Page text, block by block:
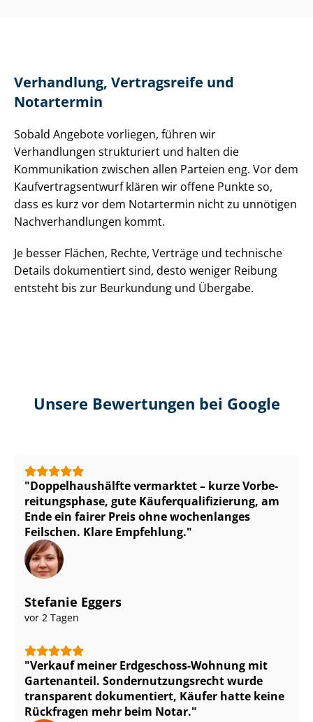
Verhandlung, Vertragsreife und
Notartermin
Sobald Angebote vorliegen, führen wir
Verhandlungen strukturiert und halten die
Kommunikation zwischen allen Parteien eng. Vor dem
Kauf­ver­trags­ent­wurf klären wir offene Punkte so,
dass es kurz vor dem Notartermin nicht zu unnötigen
Nach­ver­hand­lun­gen kommt.
Je besser Flächen, Rechte, Verträge und technische
Details dokumentiert sind, desto weniger Reibung
entsteht bis zur Beurkundung und Übergabe.
Unsere Bewertungen bei Google
Dop­pel­haus­hälf­te vermarktet – kurze Vor­be­
rei­tungs­pha­se, gute Käu­fer­qua­li­fi­zie­rung, am
Ende ein fairer Preis ohne wochenlanges
Feilschen. Klare Empfehlung.
Stefanie Eggers
vor 2 Tagen
Verkauf meiner Erdgeschoss-Wohnung mit
Gartenanteil. Son­der­nut­zungs­recht wurde
transparent dokumentiert, Käufer hatte keine
Rückfragen mehr beim Notar.